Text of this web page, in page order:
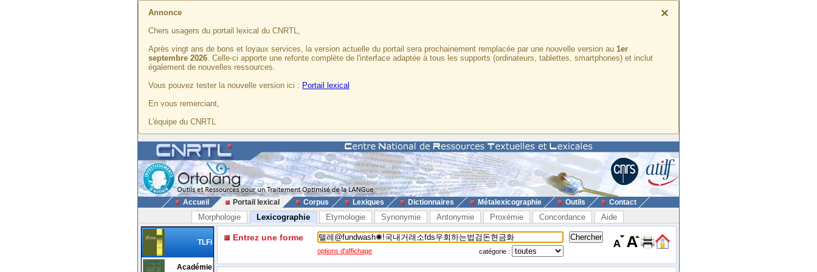
×
Annonce
Chers usagers du portail lexical du CNRTL,
Après vingt ans de bons et loyaux services, la version actuelle du portail sera prochainement remplacée par une nouvelle version au 1er
septembre 2026. Celle-ci apporte une refonte complète de l'interface adaptée à tous les supports (ordinateurs, tablettes, smartphones) et inclut
également de nouvelles ressources.
Vous pouvez tester la nouvelle version ici : Portail lexical
En vous remerciant,
L'équipe du CNRTL
Accueil Portail lexical Corpus Lexiques Dictionnaires Métalexicographie Outils Contact
Morphologie Lexicographie Etymologie Synonymie Antonymie Proxémie Concordance Aide
TLFi
Académie
Entrez une forme
options d'affichage catégorie :